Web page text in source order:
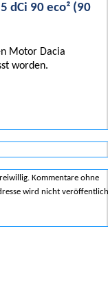
dCi 90 eco² (90
Motor Dacia
worden.
Kommentare ohne
wird nicht